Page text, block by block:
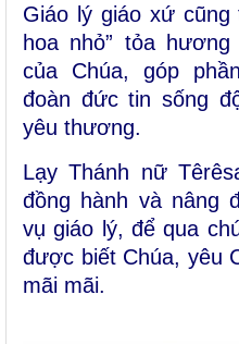
Giáo lý giáo xứ cũng
hoa nhỏ” tỏa
của Chúa, góp
đoàn đức tin sống
yêu thương.
Lạy Thánh nữ
đồng hành và nâng
vụ giáo lý, để qua
được biết Chúa, yêu
mãi mãi.